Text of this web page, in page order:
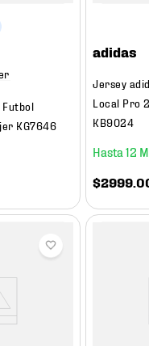
Futbol
KG7646
adidas
Jersey
Local Pro
KB9024
12
$2999 .